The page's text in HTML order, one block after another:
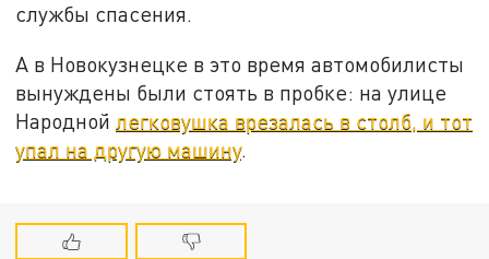
службы спасения.
А в Новокузнецке в это время автомобилисты
вынуждены были стоять в пробке: на улице
Народнойлегковушка врезалась в столб, и тот
упал на другую машину.